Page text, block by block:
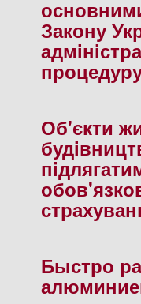
Закону
Об'єкти
Быстро